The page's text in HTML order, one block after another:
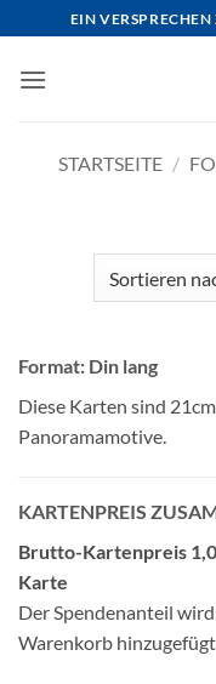
Inhalt
springen
EIN
STARTSEITE /
Format: Din lang
Diese Karten sind
Panoramamotive.
KARTENPREIS
Brutto-Kartenpreis
Karte
Der Spendenanteil
Warenkorb